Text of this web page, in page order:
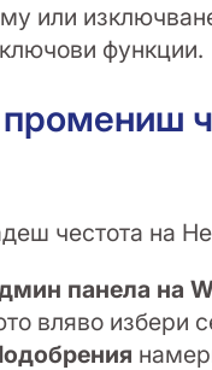
му или
функции.
честота на
панела на
вляво избери